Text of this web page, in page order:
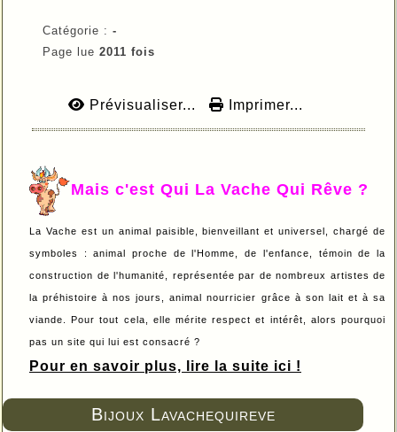
Bijoux Lavachequireve
Catégorie : -
Page lue 2011 fois
Prévisualiser... Imprimer...
Mais c'est Qui La Vache Qui Rêve ?
La Vache est un animal paisible, bienveillant et universel, chargé de
symboles : animal proche de l'Homme, de l'enfance, témoin de la
construction de l'humanité, représentée par de nombreux artistes de
la préhistoire à nos jours, animal nourricier grâce à son lait et à sa
viande. Pour tout cela, elle mérite respect et intérêt, alors pourquoi
pas un site qui lui est consacré ?
Pour en savoir plus, lire la suite ici !